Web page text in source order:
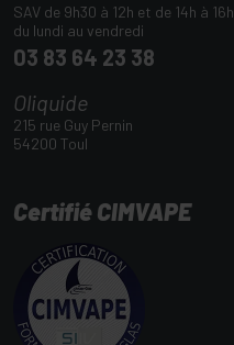
SAV de 9h30 à 12h et de 14h à 16h
du lundi au vendredi
03 83 64 23 38
Oliquide
215 rue Guy Pernin
54200 Toul
Certifié CIMVAPE